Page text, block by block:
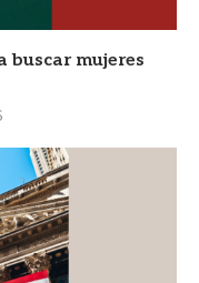
buscar mujeres